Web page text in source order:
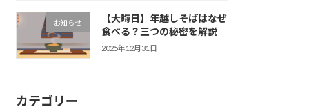
お知らせ
【大晦日】年越しそばはなぜ
食べる？三つの秘密を解説
2025年12月31日
カテゴリー